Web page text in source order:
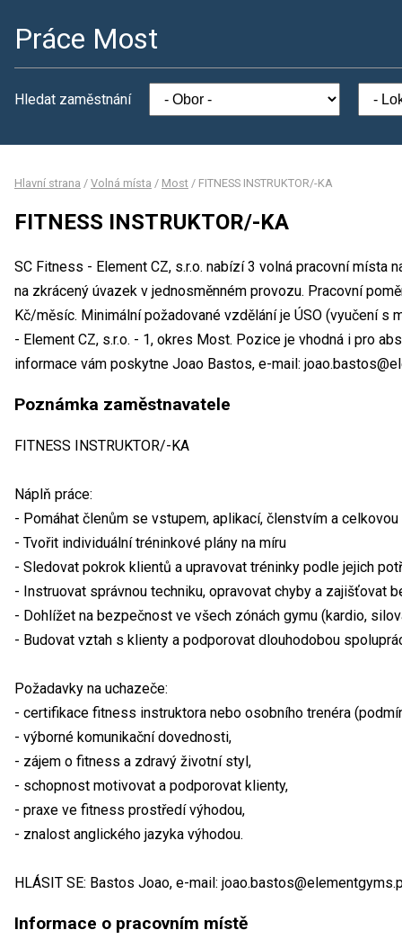
Práce Most
Hledat zaměstnání
Hlavní strana / Volná místa / Most / FITNESS INSTRUKTOR/-KA
FITNESS INSTRUKTOR/-KA
SC Fitness - Element CZ, s.r.o. nabízí 3 volná pracovní místa
na zkrácený úvazek v jednosměnném provozu. Pracovní
Kč/měsíc. Minimální požadované vzdělání je ÚSO (vyučení s
- Element CZ, s.r.o. - 1, okres Most. Pozice je vhodná i pro
informace vám poskytne Joao Bastos, e-mail:
Poznámka zaměstnavatele
FITNESS INSTRUKTOR/-KA
Náplň práce:
- Pomáhat členům se vstupem, aplikací, členstvím a
- Tvořit individuální tréninkové plány na míru
- Sledovat pokrok klientů a upravovat tréninky podle jejich
- Instruovat správnou techniku, opravovat chyby a zajišťovat
- Dohlížet na bezpečnost ve všech zónách gymu (kardio,
- Budovat vztah s klienty a podporovat dlouhodobou
Požadavky na uchazeče:
- certifikace fitness instruktora nebo osobního trenéra
- výborné komunikační dovednosti,
- zájem o fitness a zdravý životní styl,
- schopnost motivovat a podporovat klienty,
- praxe ve fitness prostředí výhodou,
- znalost anglického jazyka výhodou.
HLÁSIT SE: Bastos Joao, e-mail:
Informace o pracovním místě